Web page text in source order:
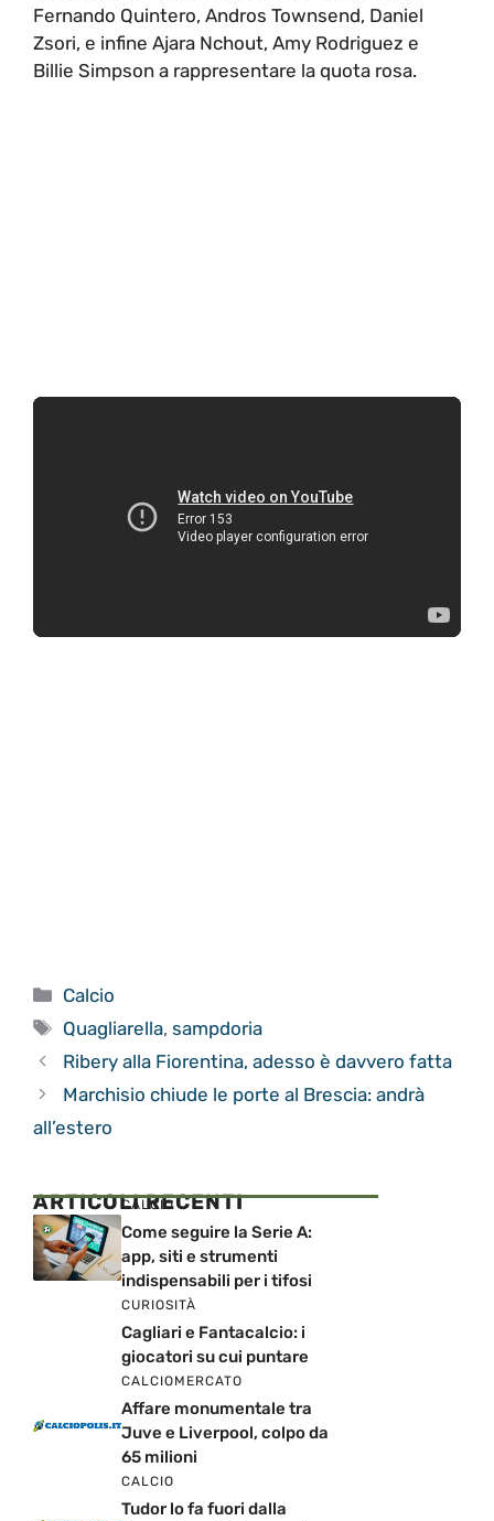
Fernando Quintero, Andros Townsend, Daniel
Zsori, e infine Ajara Nchout, Amy Rodriguez e
Billie Simpson a rappresentare la quota rosa.
Categorie
Calcio
Tag
Quagliarella,sampdoria
Ribery alla Fiorentina, adesso è davvero fatta
Marchisio chiude le porte al Brescia: andrà
all’estero
ARTICOLI RECENTI
CALCIO
Come seguire la Serie A:
app, siti e strumenti
indispensabili per i tifosi
CURIOSITÀ
Cagliari e Fantacalcio: i
giocatori su cui puntare
CALCIOMERCATO
Affare monumentale tra
Juve e Liverpool, colpo da
65 milioni
CALCIO
Tudor lo fa fuori dalla